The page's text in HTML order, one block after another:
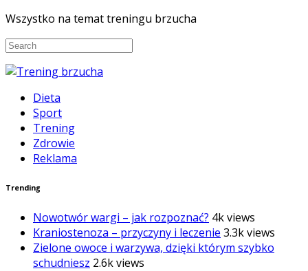
Wszystko na temat treningu brzucha
Dieta
Sport
Trening
Zdrowie
Reklama
Trending
Nowotwór wargi – jak rozpoznać? 4k views
Kraniostenoza – przyczyny i leczenie 3.3k views
Zielone owoce i warzywa, dzięki którym szybko
schudniesz 2.6k views